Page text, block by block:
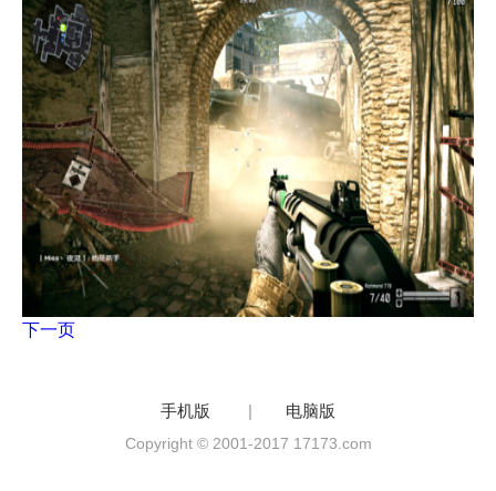
下一页
手机版 | 电脑版
Copyright © 2001-2017 17173.com